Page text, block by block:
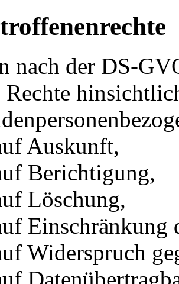
nach der DS-
Auskunft,
Berichtigung,
Löschung,
Einschränkung
Widerspruch